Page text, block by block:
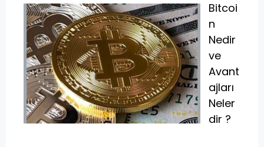
Bitcoi
n
Nedir
ve
Avant
ajları
Neler
dir ?